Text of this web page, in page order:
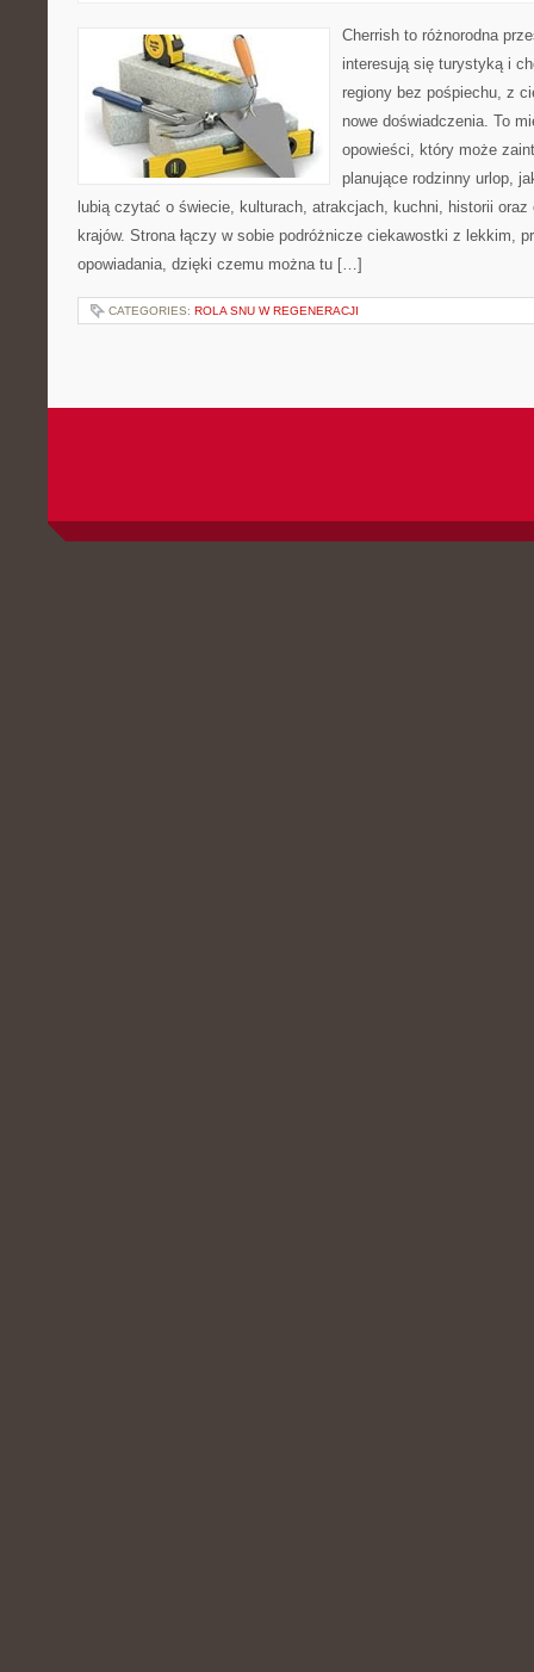
Cherrish to różnorodna
interesują się turystyką i
regiony bez pośpiechu, z
nowe doświadczenia. To
opowieści, który może
planujące rodzinny urlop,
lubią czytać o świecie, kulturach, atrakcjach, kuchni, historii
krajów. Strona łączy w sobie podróżnicze ciekawostki z lekkim,
opowiadania, dzięki czemu można tu […]
CATEGORIES: ROLA SNU W REGENERACJI